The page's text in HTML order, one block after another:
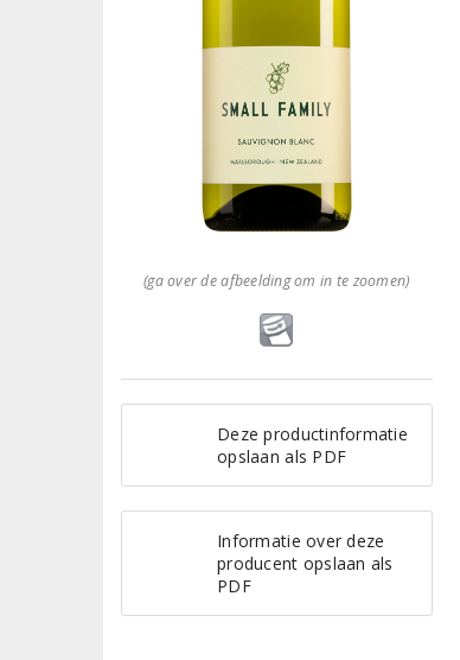
(ga over de afbeelding om in te zoomen)
Deze productinformatie
opslaan als PDF
Informatie over deze
producent opslaan als
PDF